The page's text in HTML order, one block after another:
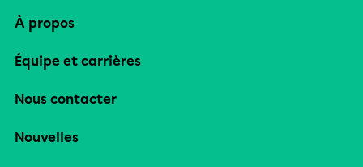
À propos
Équipe et carrières
Nous contacter
Nouvelles